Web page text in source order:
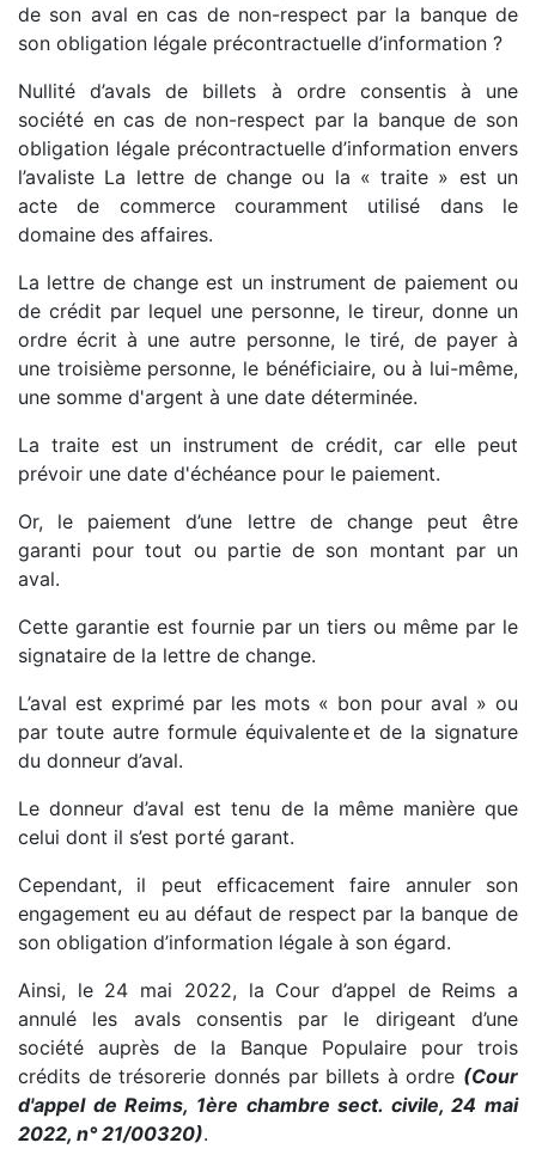
de son aval en cas de non-respect par la banque de
son obligation légale précontractuelle d’information ?
Nullité d’avals de billets à ordre consentis à une
société en cas de non-respect par la banque de son
obligation légale précontractuelle d’information envers
l’avaliste La lettre de change ou la « traite » est un
acte de commerce couramment utilisé dans le
domaine des affaires.
La lettre de change est un instrument de paiement ou
de crédit par lequel une personne, le tireur, donne un
ordre écrit à une autre personne, le tiré, de payer à
une troisième personne, le bénéficiaire, ou à lui-même,
une somme d'argent à une date déterminée.
La traite est un instrument de crédit, car elle peut
prévoir une date d'échéance pour le paiement.
Or, le paiement d’une lettre de change peut être
garanti pour tout ou partie de son montant par un
aval.
Cette garantie est fournie par un tiers ou même par le
signataire de la lettre de change.
L’aval est exprimé par les mots « bon pour aval » ou
par toute autre formule équivalente et de la signature
du donneur d’aval.
Le donneur d’aval est tenu de la même manière que
celui dont il s’est porté garant.
Cependant, il peut efficacement faire annuler son
engagement eu au défaut de respect par la banque de
son obligation d’information légale à son égard.
Ainsi, le 24 mai 2022, la Cour d’appel de Reims a
annulé les avals consentis par le dirigeant d’une
société auprès de la Banque Populaire pour trois
crédits de trésorerie donnés par billets à ordre (Cour
d'appel de Reims, 1ère chambre sect. civile, 24 mai
2022, n° 21/00320).